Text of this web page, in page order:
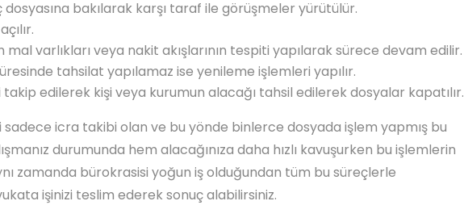
bakılarak karşı taraf ile görüşmeler yürütülür.
varlıkları veya nakit akışlarının tespiti yapılarak sürece devam edilir.
tahsilat yapılamaz ise yenileme işlemleri yapılır.
edilerek kişi veya kurumun alacağı tahsil edilerek dosyalar kapatılır.
sadece icra takibi olan ve bu yönde binlerce dosyada işlem yapmış bu
durumunda hem alacağınıza daha hızlı kavuşurken bu işlemlerin
zamanda bürokrasisi yoğun iş olduğundan tüm bu süreçlerle
işinizi teslim ederek sonuç alabilirsiniz.